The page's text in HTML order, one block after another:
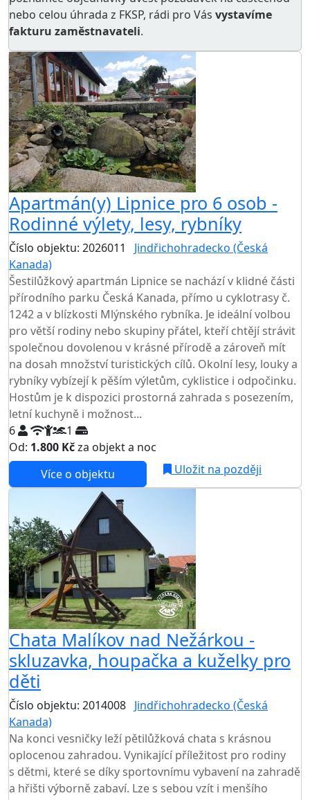
nebo celou úhrada z FKSP, rádi pro Vás vystavíme
fakturu zaměstnavateli.
Apartmán(y) Lipnice pro 6 osob -
Rodinné výlety, lesy, rybníky
Číslo objektu: 2026011
Jindřichohradecko (Česká
Kanada)
Šestilůžkový apartmán Lipnice se nachází v klidné části
přírodního parku Česká Kanada, přímo u cyklotrasy č.
1242 a v blízkosti Mlýnského rybníka. Je ideální volbou
pro větší rodiny nebo skupiny přátel, kteří chtějí strávit
společnou dovolenou v krásné přírodě a zároveň mít
na dosah množství turistických cílů. Okolní lesy, louky a
rybníky vybízejí k pěším výletům, cyklistice i odpočinku.
Hostům je k dispozici prostorná zahrada s posezením,
letní kuchyně i možnost...
6
1
Od: 1.800 Kčza objekt a noc
Více o objektu Uložit na později
Chata Malíkov nad Nežárkou -
skluzavka, houpačka a kuželky pro
děti
Číslo objektu: 2014008 Jindřichohradecko (Česká
Kanada)
Na konci vesničky leží pětilůžková chata s krásnou
oplocenou zahradou. Vynikající příležitost pro rodiny
s dětmi, které se díky sportovnímu vybavení na zahradě
a hřišti výborně zabaví. Lze s sebou vzít i menšího